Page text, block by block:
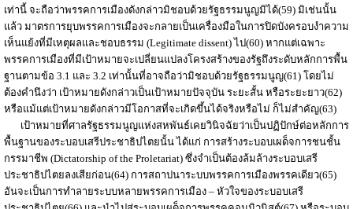
เท่านี้ จะถือว่าพรรคการเมืองดังกล่าวมิชอบด้วยรัฐธรรมนูญมิได้(59) มิเช่นนั้น
แล้ว มาตรการยุบพรรคการเมืองจะกลายเป็นเครื่องมือในการปิดบังครอบงำความ
เห็นแย้งที่มีเหตุผลและชอบธรรม (Legitimate dissent) ไป(60) หากแต่เฉพาะ
พรรคการเมืองที่มีเป้าหมายจะเปลี่ยนแปลงโครงสร้างของรัฐถึงระดับหลักการพื้น
ฐานตามข้อ 3.1 และ 3.2 เท่านั้นที่อาจถือว่ามิชอบด้วยรัฐธรรมนูญ(61) โดยไม่
ต้องคำนึงว่า เป้าหมายดังกล่าวเป็นเป้าหมายปัจจุบัน ระยะสั้น หรือระยะยาว(62)
หรือแม้แต่เป้าหมายดังกล่าวมีโอกาสที่จะเกิดขึ้นได้จริงหรือไม่ ก็ไม่สำคัญ(63)
เป้าหมายที่ศาลรัฐธรรมนูญแห่งสหพันธ์เคยวินิจฉัยว่าเป็นปฏิปักษ์ต่อหลักการ
พื้นฐานของระบอบเสรีประชาธิปไตยนั้น ได้แก่ การสร้างระบอบเผด็จการชนชั้น
กรรมาชีพ (Dictatorship of the Proletariat) ซึ่งจำเป็นต้องล้มล้างระบอบเสรี
ประชาธิปไตยลงเสียก่อน(64) การสถาปนาระบบพรรคการเมืองพรรคเดียว(65)
อันจะเป็นการทำลายระบบหลายพรรคการเมือง – หัวใจของระบอบเสรี